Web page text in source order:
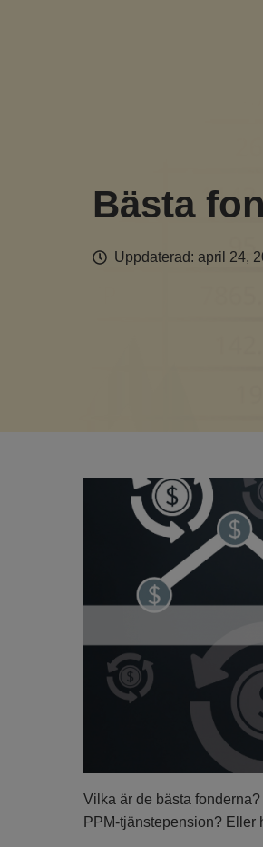
Bästa
Uppdaterad: april 24,
Vilka är de bästa
PPM-tjänstepension? Eller